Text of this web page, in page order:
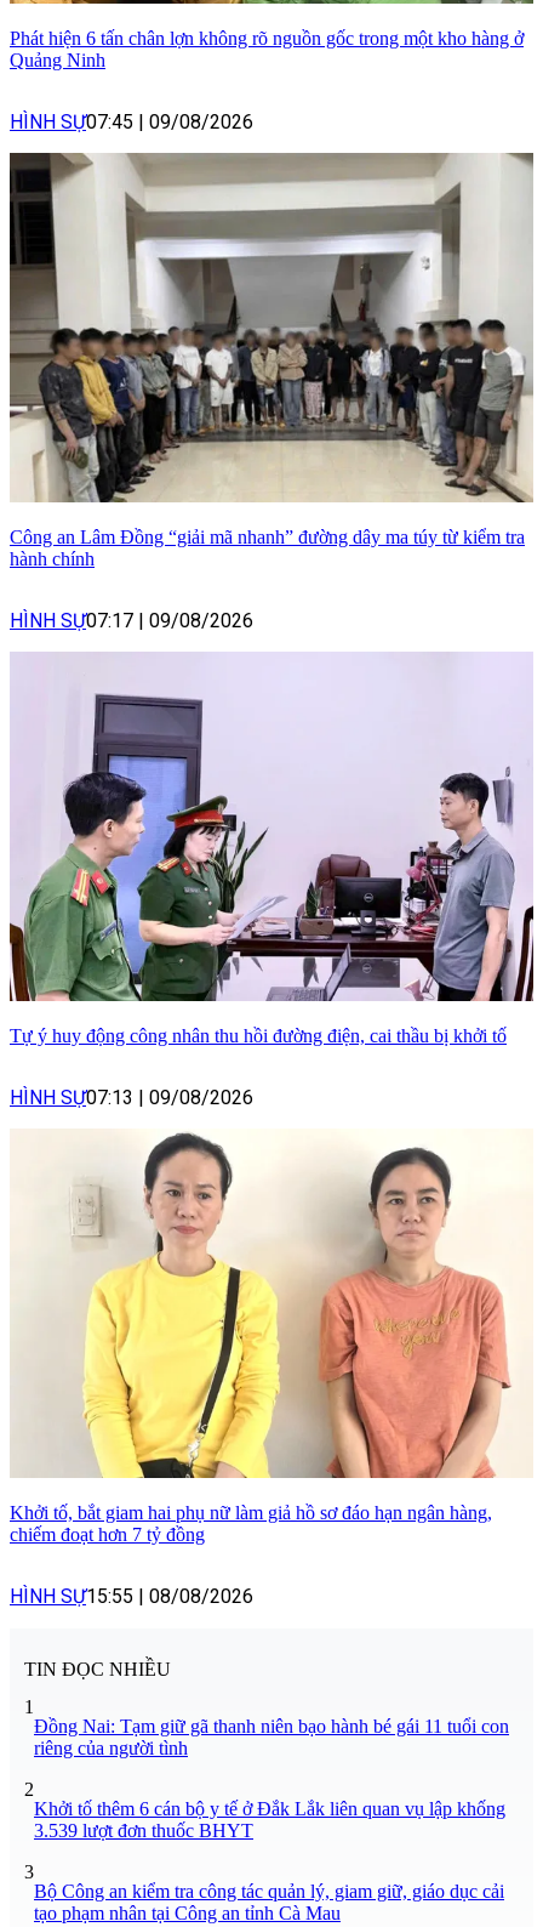
Phát hiện 6 tấn chân lợn không rõ nguồn gốc trong một kho hàng ở
Quảng Ninh
HÌNH SỰ07:45 | 09/08/2026
Công an Lâm Đồng “giải mã nhanh” đường dây ma túy từ kiểm tra
hành chính
HÌNH SỰ07:17 | 09/08/2026
Tự ý huy động công nhân thu hồi đường điện, cai thầu bị khởi tố
HÌNH SỰ07:13 | 09/08/2026
Khởi tố, bắt giam hai phụ nữ làm giả hồ sơ đáo hạn ngân hàng,
chiếm đoạt hơn 7 tỷ đồng
HÌNH SỰ15:55 | 08/08/2026
TIN ĐỌC NHIỀU
1
Đồng Nai: Tạm giữ gã thanh niên bạo hành bé gái 11 tuổi con
riêng của người tình
2
Khởi tố thêm 6 cán bộ y tế ở Đắk Lắk liên quan vụ lập khống
3.539 lượt đơn thuốc BHYT
3
Bộ Công an kiểm tra công tác quản lý, giam giữ, giáo dục cải
tạo phạm nhân tại Công an tỉnh Cà Mau